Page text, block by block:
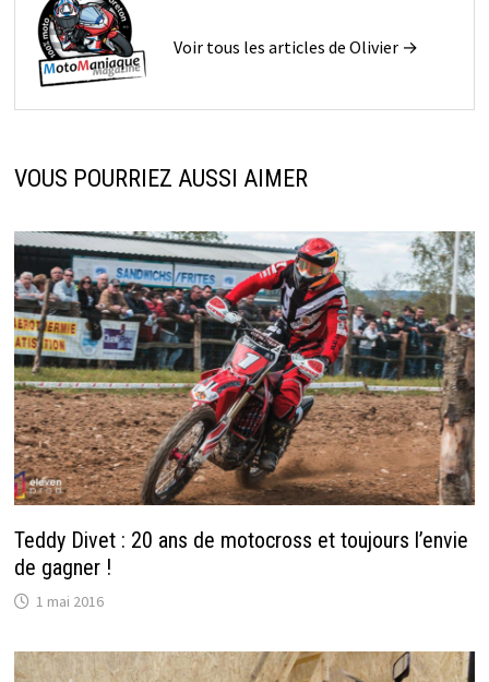
Voir tous les articles de Olivier →
VOUS POURRIEZ AUSSI AIMER
Teddy Divet : 20 ans de motocross et toujours l’envie
de gagner !
1 mai 2016